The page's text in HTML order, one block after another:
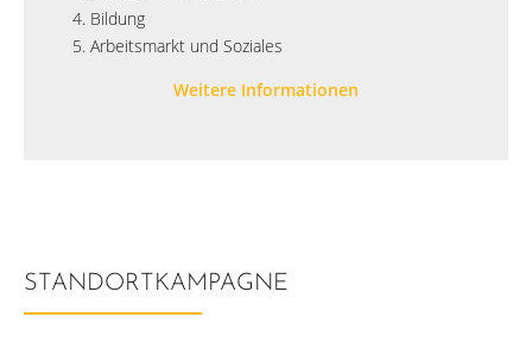
Bildung
Arbeitsmarkt und Soziales
Weitere Informationen
STANDORTKAMPAGNE